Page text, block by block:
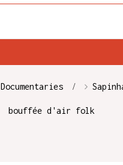
Documentaries
bouffée d'air folk